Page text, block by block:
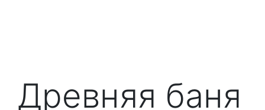
Древняя баня